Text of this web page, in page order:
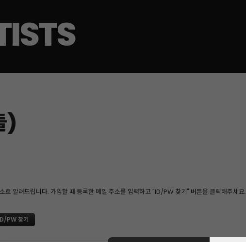
)
로 알려드립니다. 가입할 때 등록한 메일 주소를 입력하고 "ID/PW 찾기" 버튼을 클릭해주세요.